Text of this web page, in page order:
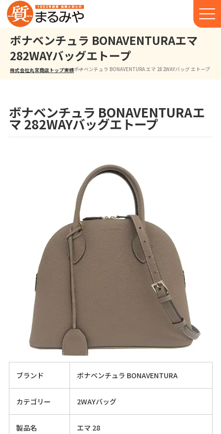
ボナベンチュラ BONAVENTURAエマ
282WAYバッグエトープ
株式会社丸宮商店トップ⁩実績ボナベンチュラ BONAVENTURA エマ 28 2WAYバッグ エトープ
ボナベンチュラ BONAVENTURAエ
マ 282WAYバッグエトープ
ブランド ボナベンチュラ BONAVENTURA
カテゴリー 2WAYバッグ
製品名 エマ 28